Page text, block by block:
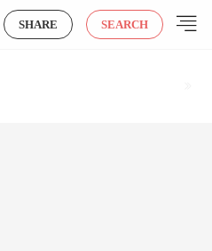
SHARE SEARCH